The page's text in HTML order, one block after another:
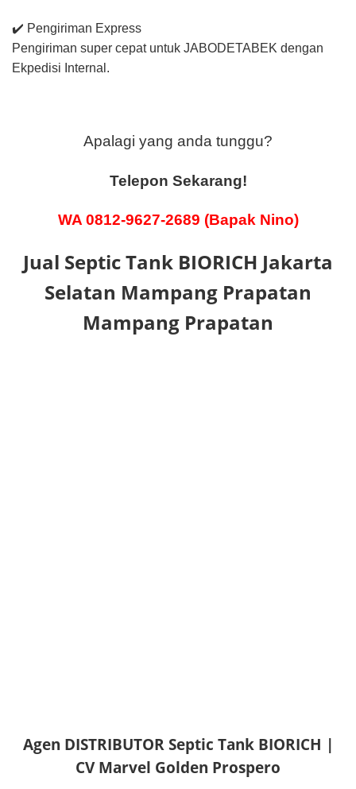
✔️ Pengiriman Express
Pengiriman super cepat untuk JABODETABEK dengan
Ekpedisi Internal.
Apalagi yang anda tunggu?
Telepon Sekarang!
WA 0812-9627-2689 (Bapak Nino)
Jual Septic Tank BIORICH Jakarta
Selatan Mampang Prapatan
Mampang Prapatan
Agen DISTRIBUTOR Septic Tank BIORICH |
CV Marvel Golden Prospero